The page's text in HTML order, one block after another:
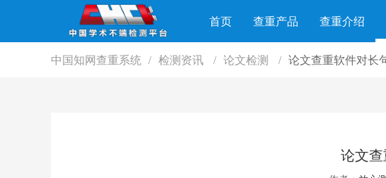
首页 查重产品 查重介绍
中国知网查重系统 / 检测资讯 / 论文检测 / 论文查重软件对长
论文